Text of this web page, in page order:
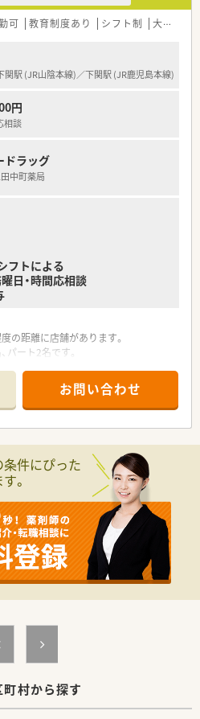
対象としており、具体的なキャリア
域一番の「かかりつけ」を目指してい
生活圏を支えるネットワークを構築し
レンジを完備し、さらに一包化監査シ
可 教育制度あり シフト制 大手チェーン
関駅 (JR山陰本線)／下関駅 (JR鹿児島本線)
円
相談
ドラッグ
中町薬局
フトによる
日・時間応相談
の距離に店舗があります。
ート2名です。
や耳鼻科をメインに広域処方応需し
/月程度です。
プカリキュラムの他、栄養学や漢方・
別研修等の教育制度も充実していま
取得サポートや地域薬学ケア専門薬剤
て、提携のクリニック様で症例を集め
自身のスキルアップもできる環境があり
ドラッグストア・調剤薬局を運営され
プです。北九州・下関エリアにドミナ
の充実を図るために、調剤・ドラッグ
身近な存在」になることを目指していま
薬に時間を掛けてほしいという思いが
お問い合わせ
件にぴった
。
村から探す